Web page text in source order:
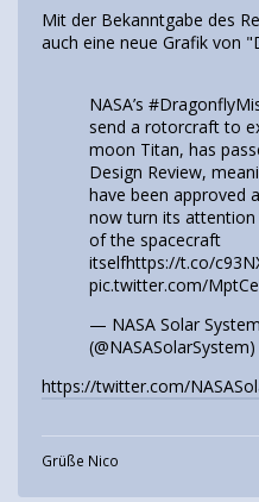
Mit der Bekanntgabe des
auch eine neue Grafik von
NASA’s
send a rotorcraft to
moon Titan, has
Design Review,
have been approved
now turn its
of the spacecraft
itselfhttps://t.co/
pic.twitter.com/
— NASA Solar System
(@NASASolarSystem)
https://twitter.com/
Grüße Nico